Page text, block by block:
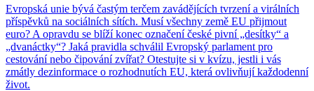
Evropská unie bývá častým terčem zavádějících tvrzení a virálních
příspěvků na sociálních sítích. Musí všechny země EU přijmout
euro? A opravdu se blíží konec označení české pivní „desítky“ a
„dvanáctky“? Jaká pravidla schválil Evropský parlament pro
cestování nebo čipování zvířat? Otestujte si v kvízu, jestli i vás
zmátly dezinformace o rozhodnutích EU, která ovlivňují každodenní
život.